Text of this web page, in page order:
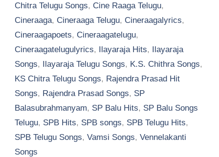
Chitra Telugu Songs, Cine Raaga Telugu,
Cineraaga, Cineraaga Telugu, Cineraagalyrics,
Cineraagapoets, Cineraagatelugu,
Cineraagatelugulyrics, Ilayaraja Hits, Ilayaraja
Songs, Ilayaraja Telugu Songs, K.S. Chithra Songs,
KS Chitra Telugu Songs, Rajendra Prasad Hit
Songs, Rajendra Prasad Songs, SP
Balasubrahmanyam, SP Balu Hits, SP Balu Songs
Telugu, SPB Hits, SPB songs, SPB Telugu Hits,
SPB Telugu Songs, Vamsi Songs, Vennelakanti
Songs